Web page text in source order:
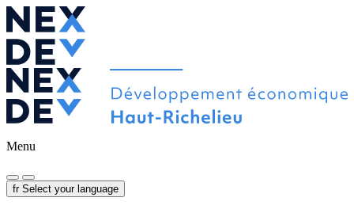
Menu
fr Select your language